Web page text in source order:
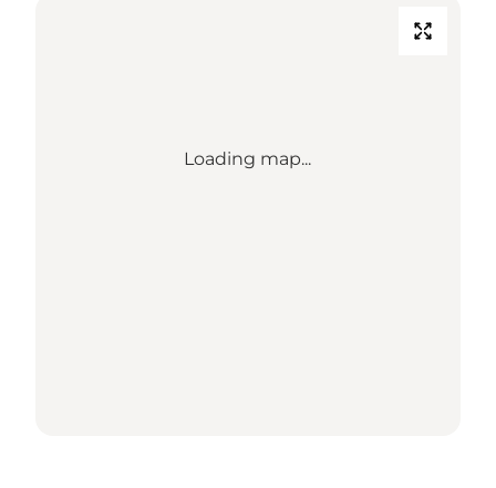
Loading map...